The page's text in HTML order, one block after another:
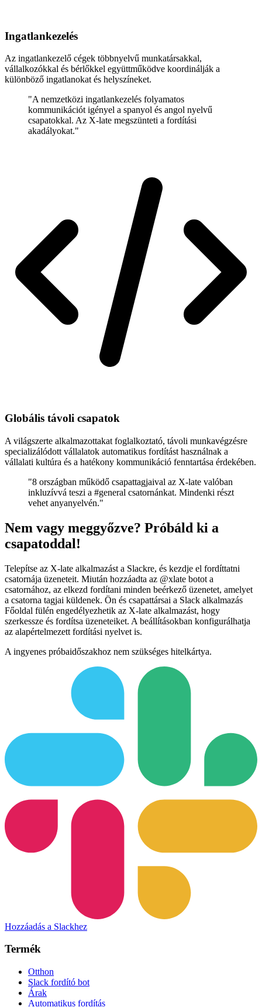
Ingatlankezelés
Az ingatlankezelő cégek többnyelvű munkatársakkal,
vállalkozókkal és bérlőkkel együttműködve koordinálják a
különböző ingatlanokat és helyszíneket.
"A nemzetközi ingatlankezelés folyamatos
kommunikációt igényel a spanyol és angol nyelvű
csapatokkal. Az X-late megszünteti a fordítási
akadályokat."
Globális távoli csapatok
A világszerte alkalmazottakat foglalkoztató, távoli munkavégzésre
specializálódott vállalatok automatikus fordítást használnak a
vállalati kultúra és a hatékony kommunikáció fenntartása érdekében.
"8 országban működő csapattagjaival az X-late valóban
inkluzívvá teszi a #general csatornánkat. Mindenki részt
vehet anyanyelvén."
Nem vagy meggyőzve? Próbáld ki a
csapatoddal!
Telepítse az X-late alkalmazást a Slackre, és kezdje el fordíttatni
csatornája üzeneteit. Miután hozzáadta az @xlate botot a
csatornához, az elkezd fordítani minden beérkező üzenetet, amelyet
a csatorna tagjai küldenek. Ön és csapattársai a Slack alkalmazás
Főoldal fülén engedélyezhetik az X-late alkalmazást, hogy
szerkessze és fordítsa üzeneteiket. A beállításokban konfigurálhatja
az alapértelmezett fordítási nyelvet is.
A ingyenes próbaidőszakhoz nem szükséges hitelkártya.
Hozzáadás a Slackhez
Termék
Otthon
Slack fordító bot
Árak
Automatikus fordítás